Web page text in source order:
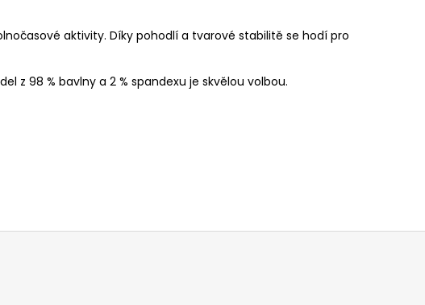
aktivity. Díky pohodlí a tvarové stabilitě se hodí pro
z 98 % bavlny a 2 % spandexu je skvělou volbou.